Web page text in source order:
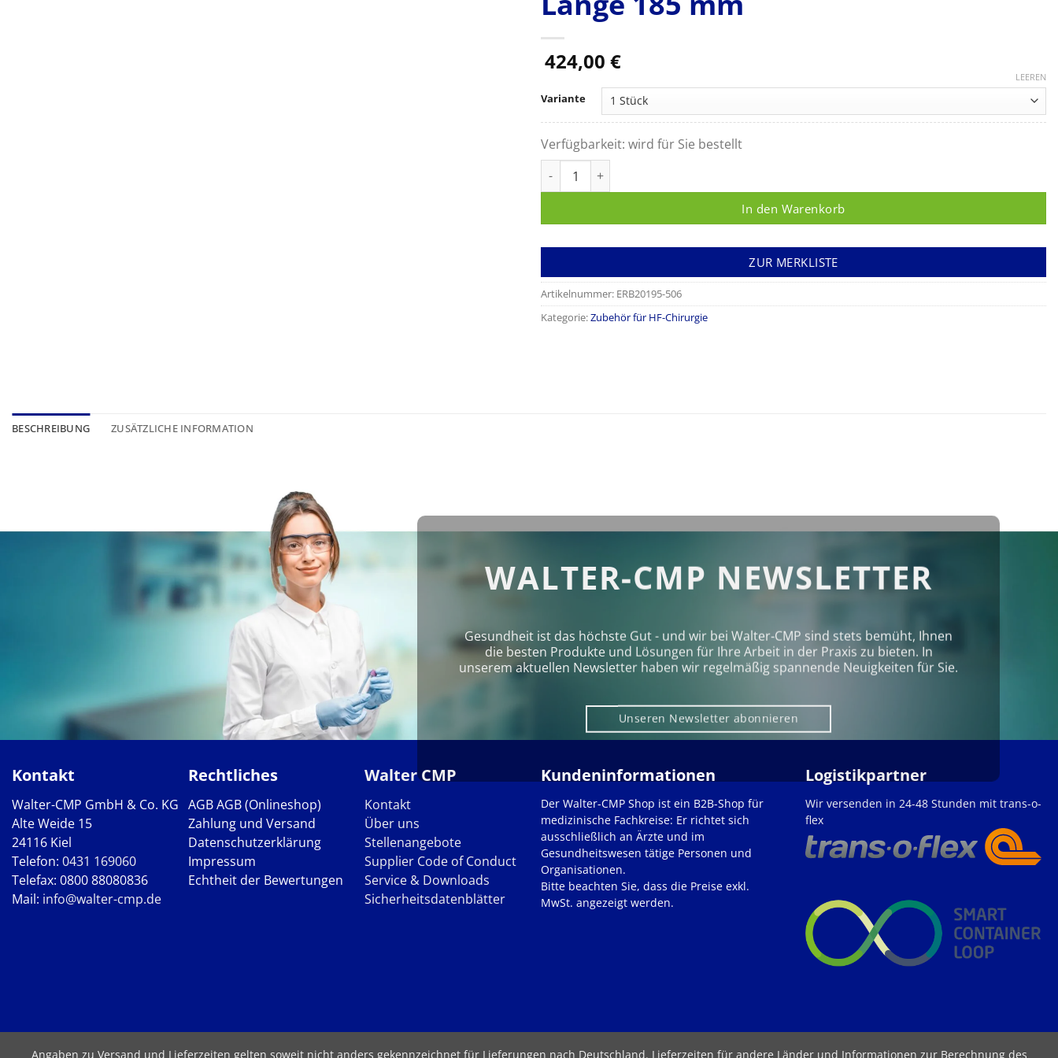
424,00 €
Variante
LEEREN
Verfügbarkeit: wird für Sie bestellt
In den Warenkorb
ZUR MERKLISTE
Artikelnummer: ERB20195-506
Kategorie:Zubehör für HF-Chirurgie
BESCHREIBUNG ZUSÄTZLICHE INFORMATION
WALTER-CMP NEWSLETTER
Gesundheit ist das höchste Gut - und wir bei Walter‑CMP sind stets bemüht, Ihnen
die besten Produkte und Lösungen für Ihre Arbeit in der Praxis zu bieten. In
unserem aktuellen Newsletter haben wir regelmäßig spannende Neuigkeiten für Sie.
Unseren Newsletter abonnieren
Kontakt
Walter-CMP GmbH & Co. KG
Alte Weide 15
24116 Kiel
Telefon: 0431 169060
Telefax: 0800 88080836
Mail: info@walter-cmp.de
Rechtliches
AGBAGB (Onlineshop)
Zahlung und Versand
Datenschutzerklärung
Impressum
Echtheit der Bewertungen
Walter CMP
Kontakt
Über uns
Stellenangebote
Supplier Code of Conduct
Service & Downloads
Sicherheitsdatenblätter
Kundeninformationen
Der Walter-CMP Shop ist ein B2B-Shop für
medizinische Fachkreise: Er richtet sich
ausschließlich an Ärzte und im
Gesundheitswesen tätige Personen und
Organisationen.
Bitte beachten Sie, dass die Preise exkl.
MwSt. angezeigt werden.
Logistikpartner
Wir versenden in 24-48 Stunden mit trans-o-
flex
Angaben zu Versand und Lieferzeiten gelten soweit nicht anders gekennzeichnet für Lieferungen nach Deutschland. Lieferzeiten für andere Länder und Informationen zur Berechnung des